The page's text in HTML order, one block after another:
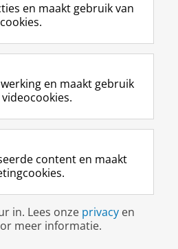
inwijden in zowel de
schriftelijke instructies
en [b] genoemde taken
door een
mogen
röntgenfluorescentie wordt een
dosistempo 85 μSv per
van
Co bedraagt h = 0,023
deze bron?
en maakt gebruik van
en maakt gebruik
content en maakt
in. Lees onze privacy en
meer informatie.